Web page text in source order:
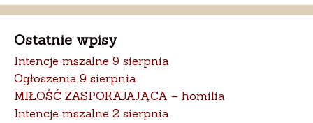
Ostatnie wpisy
Intencje mszalne 9 sierpnia
Ogłoszenia 9 sierpnia
MIŁOŚĆ ZASPOKAJAJĄCA – homilia
Intencje mszalne 2 sierpnia